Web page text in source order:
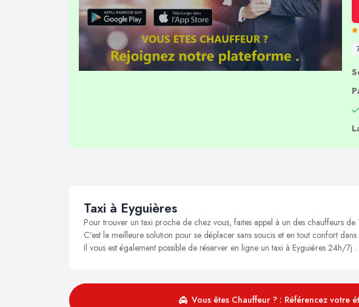
Taxi à Eyguières
Pour trouver un taxi proche de chez vous, faites appel à un des chauffeurs de
C’est la meilleure solution pour se déplacer sans soucis et en tout confort
Il vous est également possible de réserver en ligne un taxi à Eyguières 24h/7j .
Vous êtes Chauffeur ? : Référencez votre